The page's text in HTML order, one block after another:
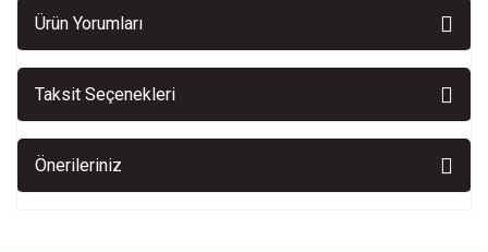
Ürün Yorumları
Taksit Seçenekleri
Önerileriniz